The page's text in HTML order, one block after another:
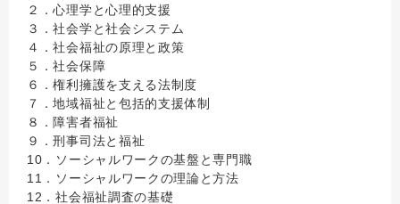
２．心理学と心理的支援
３．社会学と社会システム
４．社会福祉の原理と政策
５．社会保障
６．権利擁護を支える法制度
７．地域福祉と包括的支援体制
８．障害者福祉
９．刑事司法と福祉
10．ソーシャルワークの基盤と専門職
11．ソーシャルワークの理論と方法
12．社会福祉調査の基礎